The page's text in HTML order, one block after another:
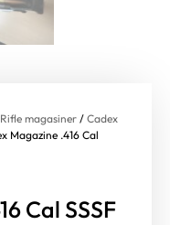
Rifle magasiner / Cadex
Magazine .416 Cal
Cal SSSF